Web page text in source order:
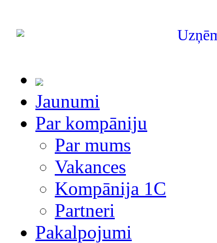
Jaunumi
Par kompāniju
Par mums
Vakances
Kompānija 1С
Partneri
Pakalpojumi